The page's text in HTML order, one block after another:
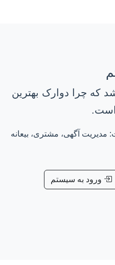
که چرا دوارک بهترین
است.
آگهی، مشتری، بیعانه
ورود به سیستم